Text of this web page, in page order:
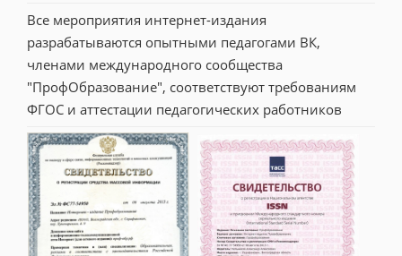
Все мероприятия интернет-издания
разрабатываются опытными педагогами ВК,
членами международного сообщества
"ПрофОбразование", соответствуют требованиям
ФГОС и аттестации педагогических работников